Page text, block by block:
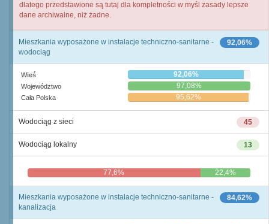
dlatego przedstawione są tutaj dla kompletności w myśl zasady lepsze
dane archiwalne, niż żadne.
92,06%
Mieszkania wyposażone w instalacje techniczno-sanitarne -
wodociąg
Wieś 92,06%
Województwo 97,08%
Cała Polska 95,62%
45
Wodociąg z sieci
13
Wodociąg lokalny
77,6% 22,4%
84,62%
Mieszkania wyposażone w instalacje techniczno-sanitarne -
kanalizacja